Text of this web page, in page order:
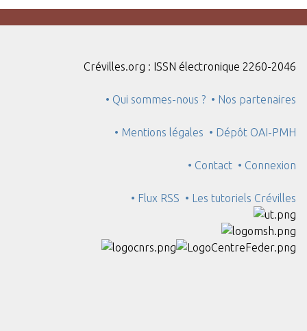
Crévilles.org : ISSN électronique 2260-2046
• Qui sommes-nous ? • Nos partenaires
• Mentions légales • Dépôt OAI-PMH
• Contact • Connexion
• Flux RSS • Les tutoriels Crévilles